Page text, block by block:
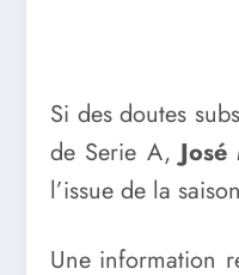
Si des doutes
de Serie A,
l’issue de la
Une information